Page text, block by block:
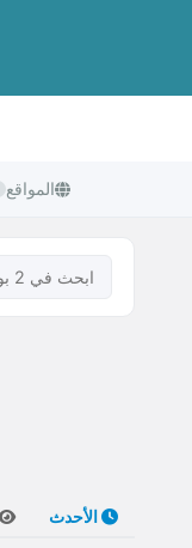
المواقع
الأحدث